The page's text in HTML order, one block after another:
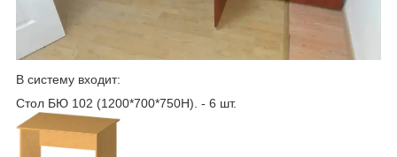
В систему входит:
Стол БЮ 102 (1200*700*750Н). - 6 шт.